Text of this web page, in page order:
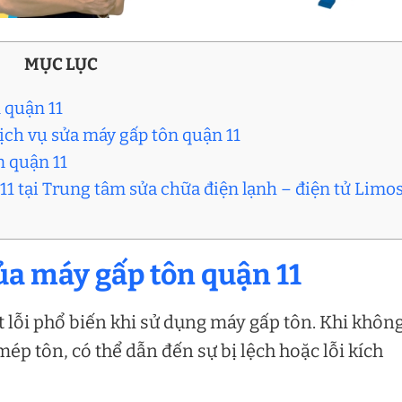
MỤC LỤC
11
vụ sửa máy gấp tôn quận 11
quận 11
tại Trung tâm sửa chữa điện lạnh – điện tử
máy gấp tôn quận 11
phổ biến khi sử dụng máy gấp tôn. Khi
tôn, có thể dẫn đến sự bị lệch hoặc lỗi kích